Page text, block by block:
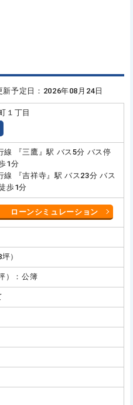
予定日：2026年08月24日
１丁目
線 『三鷹』駅 バス5分 バス停
1分
線 『吉祥寺』駅 バス23分 バス
歩1分
ローンシミュレーション
）
）：公簿